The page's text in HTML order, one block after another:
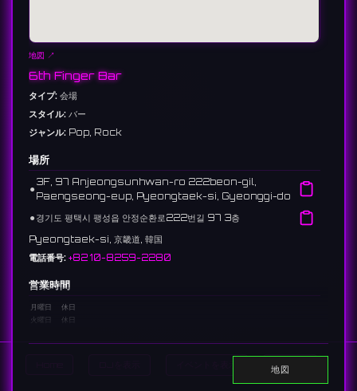
Search
地図 ↗
6th Finger Bar
タイプ: 会場
スタイル: バー
ジャンル: Pop, Rock
場所
⚫︎
3F, 97 Anjeongsunhwan-ro 222beon-gil,
Paengseong-eup, Pyeongtaek-si, Gyeonggi-do
⚫︎ 경기도 평택시 팽성읍 안정순환로222번길 97 3층
Pyeongtaek-si, 京畿道, 韓国
電話番号: +82 10-8259-2280
営業時間
月曜日
休日
火曜日
休日
木曜日
休日
地図